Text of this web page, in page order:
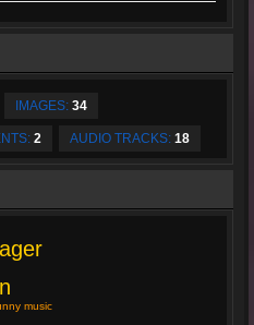
IMAGES: 34
2 AUDIO TRACKS: 18
music